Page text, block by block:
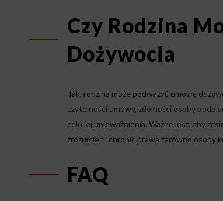
Czy Rodzina
Dożywocia
Tak, rodzina może podważyć umowę
czytelności umowy, zdolności osoby
celu jej unieważnienia. Ważne jest, aby
zrozumieć i chronić prawa zarówno osoby
FAQ